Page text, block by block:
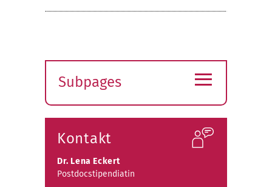
Subpages
submenu
≡
Kontakt
Dr. Lena Eckert
Postdocstipendiatin